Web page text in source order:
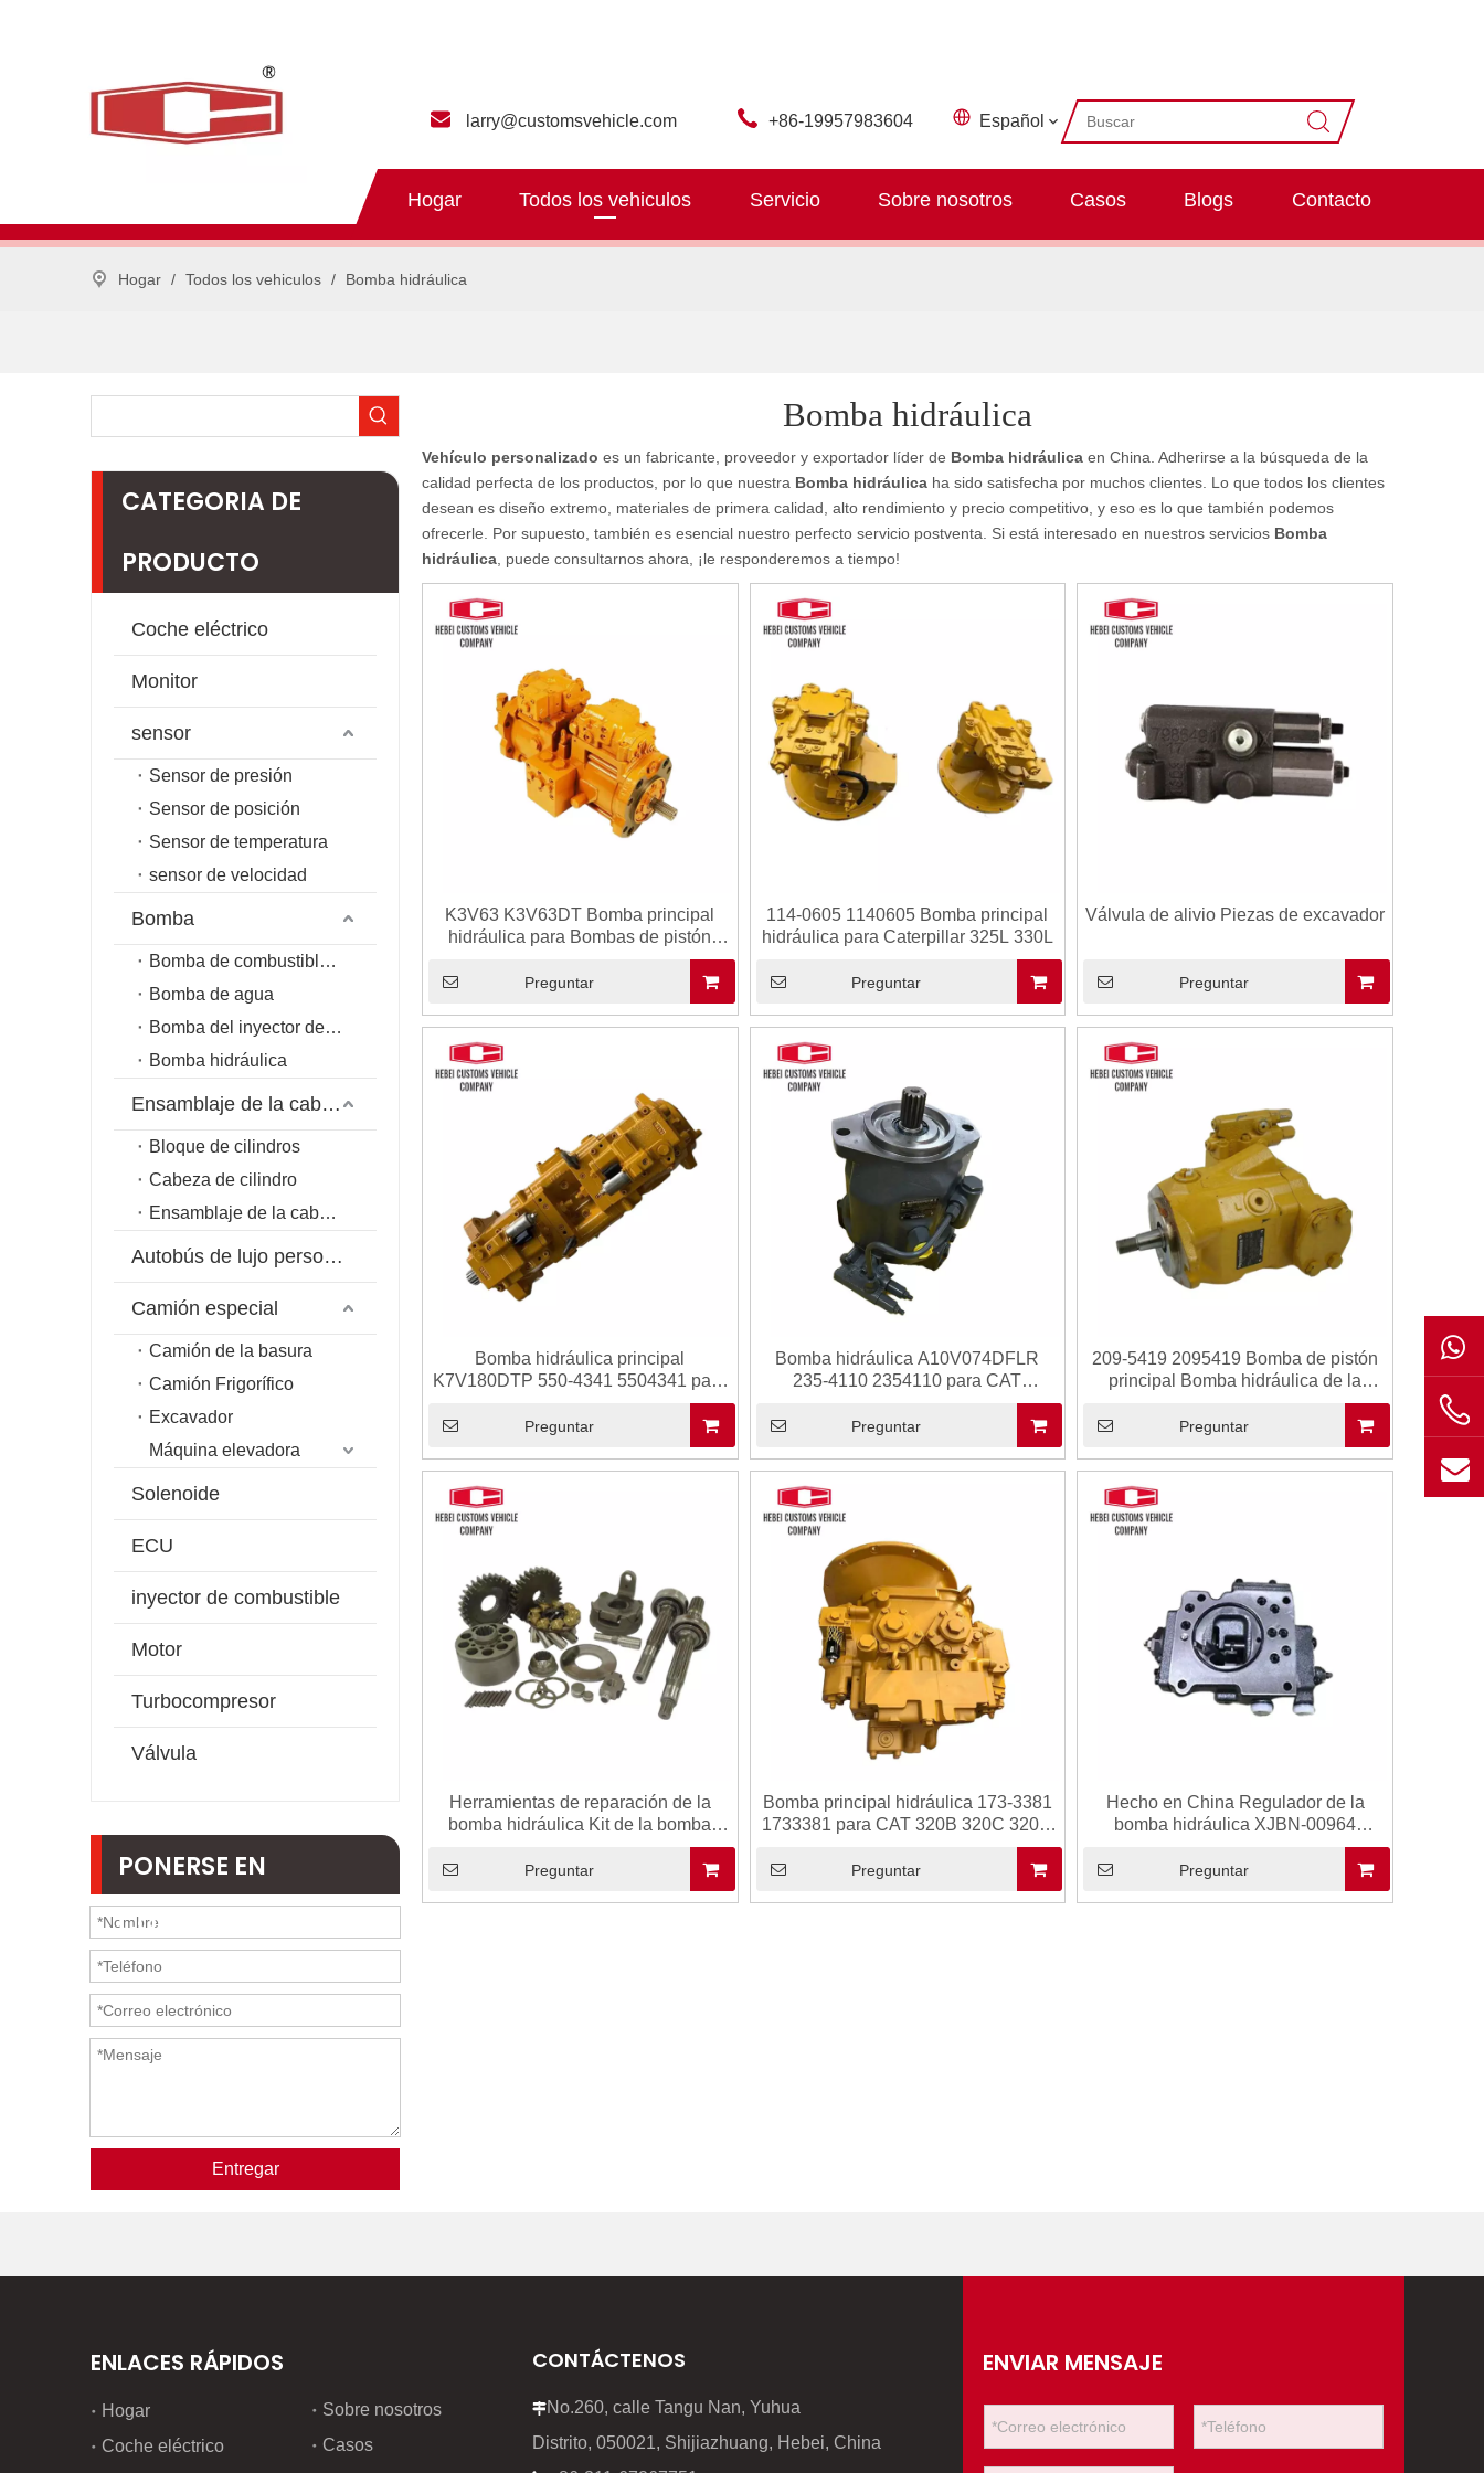
larry@customsvehicle.com +86-19957983604 Español
Hogar Todos los vehiculos Servicio Sobre nosotros Casos Blogs Contacto
Hogar / Todos los vehiculos / Bomba hidráulica
CATEGORIA DE
PRODUCTO
Coche eléctrico
Monitor
sensor
Sensor de presión
Sensor de posición
Sensor de temperatura
sensor de velocidad
Bomba
Bomba de combustible de riel común
Bomba de agua
Bomba del inyector de combustible
Bomba hidráulica
Ensamblaje de la cabeza del cilindro
Bloque de cilindros
Cabeza de cilindro
Ensamblaje de la cabeza del cilindro
Autobús de lujo personalizado
Camión especial
Camión de la basura
Camión Frigorífico
Excavador
Máquina elevadora
Solenoide
ECU
inyector de combustible
Motor
Turbocompresor
Válvula
PONERSE EN
CONTACTO
Entregar
Bomba hidráulica
Vehículo personalizado es un fabricante, proveedor y exportador líder de Bomba hidráulica en China. Adherirse a la búsqueda de la
calidad perfecta de los productos, por lo que nuestra Bomba hidráulica ha sido satisfecha por muchos clientes. Lo que todos los clientes
desean es diseño extremo, materiales de primera calidad, alto rendimiento y precio competitivo, y eso es lo que también podemos
ofrecerle. Por supuesto, también es esencial nuestro perfecto servicio postventa. Si está interesado en nuestros servicios Bomba
hidráulica , puede consultarnos ahora, ¡le responderemos a tiempo!
K3V63 K3V63DT Bomba principal
hidráulica para Bombas de pistón
hidráulicas CAT312 E312 Bomba
hidráulica de excavador de fábrica
Preguntar
114-0605 1140605 Bomba principal
hidráulica para Caterpillar 325L 330L
Preguntar
Válvula de alivio Piezas de excavador
Preguntar
Bomba hidráulica principal
K7V180DTP 550-4341 5504341 para
CAT 336 340 Piezas hidráulicas Assy
de combustible Hidráulico Partido de
rodamientos piloto principal Bomba
hidráulica de pistón
Preguntar
Bomba hidráulica A10V074DFLR
235-4110 2354110 para CAT
CAT428D E428D Piezas hidráulicas
Assy de combustible Hidráulico Plazo
piloto principal Bomba de pistón
hidráulico Fábrica
Preguntar
209-5419 2095419 Bomba de pistón
principal Bomba hidráulica de la
bomba hidráulica 209-5419 2095419
para bombas de gato Assy de
cojinetes piloto principal hidráulico
bomba
Preguntar
Herramientas de reparación de la
bomba hidráulica Kit de la bomba
hidráulica K3V112DT K3V112D
K3V112DTP
Preguntar
Bomba principal hidráulica 173-3381
1733381 para CAT 320B 320C 320D
Bombas de pistón hidráulico Factory
173-3381 1733381
Preguntar
Hecho en China Regulador de la
bomba hidráulica XJBN-00964
K5V140 para Hyundai R305-7 R290-7
Excavador Conjunto de bomba de
Preguntar
ENLACES RÁPIDOS
Hogar
Coche eléctrico
Sobre nosotros
Casos
CONTÁCTENOS
No.260, calle Tangu Nan, Yuhua
Distrito, 050021, Shijiazhuang, Hebei, China
ENVIAR MENSAJE